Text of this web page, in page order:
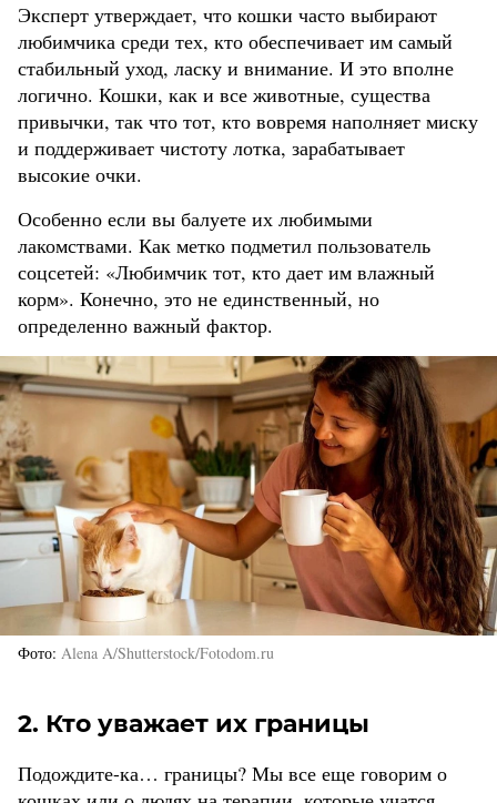
Эксперт утверждает, что кошки часто выбирают
любимчика среди тех, кто обеспечивает им самый
стабильный уход, ласку и внимание. И это вполне
логично. Кошки, как и все животные, существа
привычки, так что тот, кто вовремя наполняет миску
и поддерживает чистоту лотка, зарабатывает
высокие очки.
Особенно если вы балуете их любимыми
лакомствами. Как метко подметил пользователь
соцсетей: «Любимчик тот, кто дает им влажный
корм». Конечно, это не единственный, но
определенно важный фактор.
Фото Alena A/Shutterstock/Fotodom.ru
2. Кто уважает их границы
Подождите-ка… границы? Мы все еще говорим о